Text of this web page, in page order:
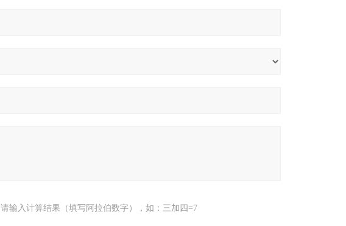
请输入计算结果（填写阿拉伯数字），如：三加四=7